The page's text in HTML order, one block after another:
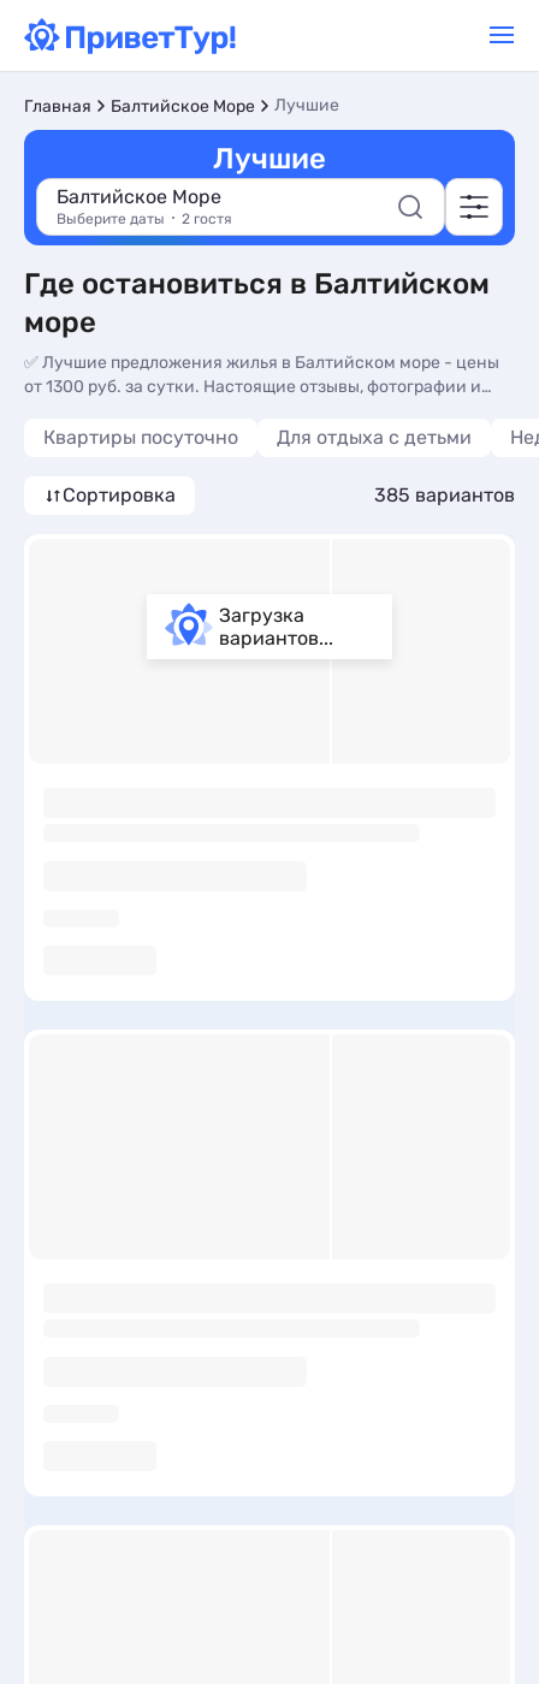
Главная Балтийское Море Лучшие
Лучшие
Балтийское Море
Выберите даты 2 гостя
Где остановиться в Балтийском
море
✅ Лучшие предложения жилья в Балтийском море - цены
от 1300 руб. за сутки. Настоящие отзывы, фотографии и
посредников.
Квартиры посуточно Для отдыха с детьми
Сортировка 385 вариантов
Загрузка
вариантов...